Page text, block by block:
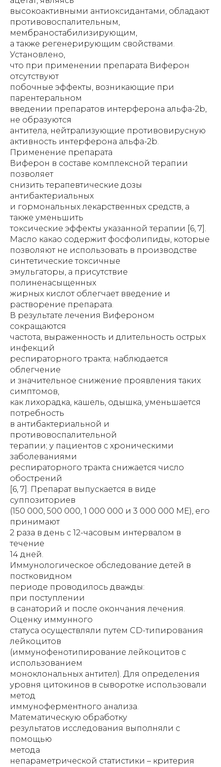
высокоактивными антиоксидантами, обладают
противовоспалительным,
мембраностабилизирующим,
а также регенерирующим свойствами.
Установлено,
что при применении препарата Виферон
отсутствуют
побочные эффекты, возникающие при
парентеральном
введении препаратов интерферона альфа-2b,
не образуются
антитела, нейтрализующие противовирусную
активность интерферона альфа-2b.
Применение препарата
Виферон в составе комплексной терапии
позволяет
снизить терапевтические дозы
антибактериальных
и гормональных лекарственных средств, а
также уменьшить
токсические эффекты указанной терапии [6, 7].
Масло какао содержит фосфолипиды, которые
позволяют не использовать в производстве
синтетические токсичные
эмульгаторы, а присутствие
полиненасыщенных
жирных кислот облегчает введение и
растворение препарата.
В результате лечения Вифероном
сокращаются
частота, выраженность и длительность острых
инфекций
респираторного тракта; наблюдается
облегчение
и значительное снижение проявления таких
симптомов,
как лихорадка, кашель, одышка, уменьшается
потребность
в антибактериальной и
противовоспалительной
терапии; у пациентов с хроническими
заболеваниями
респираторного тракта снижается число
обострений
[6, 7]. Препарат выпускается в виде
суппозиториев
(150 000, 500 000, 1 000 000 и 3 000 000 МЕ), его
принимают
2 раза в день с 12-часовым интервалом в
течение
14 дней.
Иммунологическое обследование детей в
постковидном
периоде проводилось дважды:
при поступлении
в санаторий и после окончания лечения.
Оценку иммунного
статуса осуществляли путем CD-типирования
лейкоцитов
(иммунофенотипирование лейкоцитов с
использованием
моноклональных антител). Для определения
уровня цитокинов в сыворотке использовали
метод
иммуноферментного анализа.
Математическую обработку
результатов исследования выполняли с
помощью
метода
непараметрической статистики – критерия